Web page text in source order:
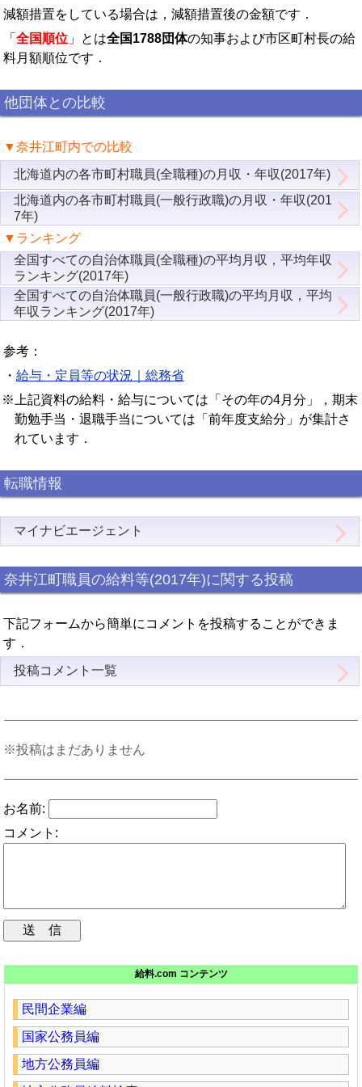
減額措置をしている場合は，減額措置後の金額です．
「 全国順位 」とは全国1788団体の知事および市区町村長の給
料月額順位です．
他団体との比較
▼奈井江町内での比較
北海道内の各市町村職員(全職種)の月収・年収(2017年)
北海道内の各市町村職員(一般行政職)の月収・年収(201
7年)
▼ランキング
全国すべての自治体職員(全職種)の平均月収，平均年収
ランキング(2017年)
全国すべての自治体職員(一般行政職)の平均月収，平均
年収ランキング(2017年)
参考：
・ 給与・定員等の状況｜総務省
※上記資料の給料・給与については「その年の4月分」，期末
勤勉手当・退職手当については「前年度支給分」が集計さ
れています．
転職情報
マイナビエージェント
奈井江町職員の給料等(2017年)に関する投稿
下記フォームから簡単にコメントを投稿することができま
す．
投稿コメント一覧
※投稿はまだありません
お名前:
コメント:
給料.com コンテンツ
民間企業編
国家公務員編
地方公務員編